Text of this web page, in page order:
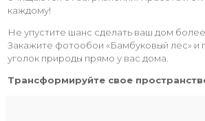
каждому!
Не упустите шанс сделать ваш дом
Закажите фотообои «Бамбуковый лес» и
уголок природы прямо у вас дома.
Трансформируйте свое